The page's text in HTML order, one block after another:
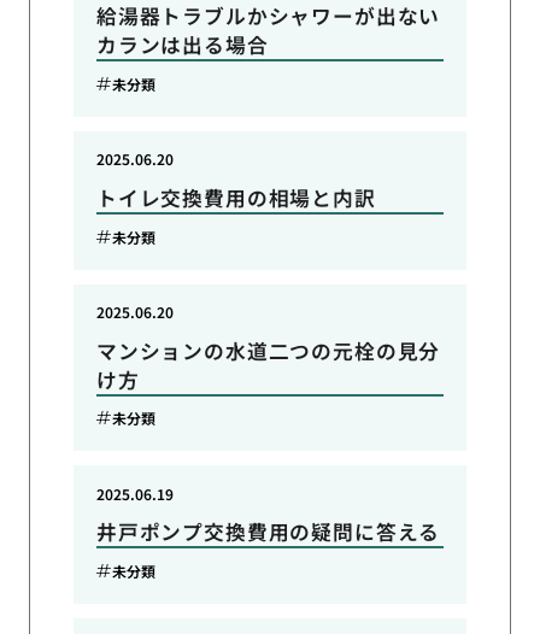
給湯器トラブルかシャワーが出ない
カランは出る場合
未分類
トイレ交換費用の相場と内訳
2025.06.20
未分類
マンションの水道二つの元栓の見分
け方
2025.06.20
未分類
井戸ポンプ交換費用の疑問に答える
2025.06.19
未分類